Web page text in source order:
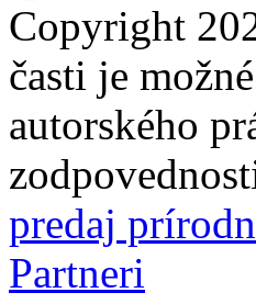
Copyright
časti je
autorského
predaj
Partneri